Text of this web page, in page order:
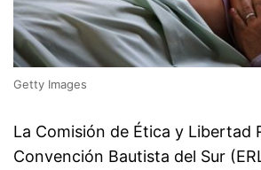
Getty Images
La Comisión de Ética y Libertad
Convención Bautista del Sur